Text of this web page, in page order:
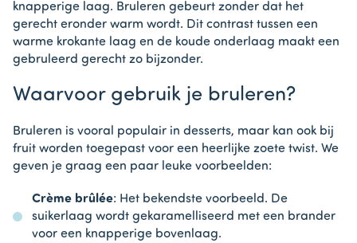
knapperige laag. Bruleren gebeurt zonder dat het
gerecht eronder warm wordt. Dit contrast tussen een
warme krokante laag en de koude onderlaag maakt een
gebruleerd gerecht zo bijzonder.
Waarvoor gebruik je bruleren?
Bruleren is vooral populair in desserts, maar kan ook bij
fruit worden toegepast voor een heerlijke zoete twist. We
geven je graag een paar leuke voorbeelden:
Crème brûlée: Het bekendste voorbeeld. De
suikerlaag wordt gekaramelliseerd met een brander
voor een knapperige bovenlaag.